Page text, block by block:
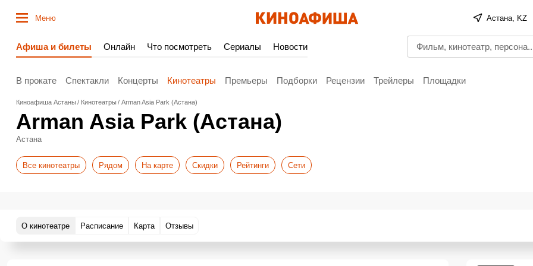
Меню Астана, KZ
Афиша и билеты Онлайн Что посмотреть Сериалы Новости
В прокате Спектакли Концерты Кинотеатры Премьеры Подборки Рецензии Трейлеры Площадки
Киноафиша Астаны Кинотеатры Arman Asia Park (Астана)
Arman Asia Park (Астана)
Астана
Все кинотеатры Рядом На карте Скидки Рейтинги Сети
О кинотеатре Расписание Карта Отзывы